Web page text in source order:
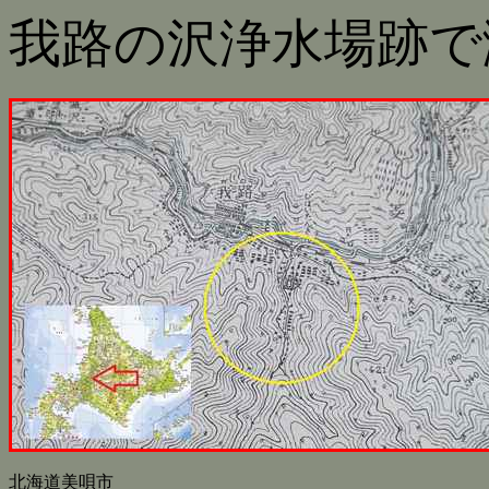
我路の沢浄水場跡
北海道美唄市